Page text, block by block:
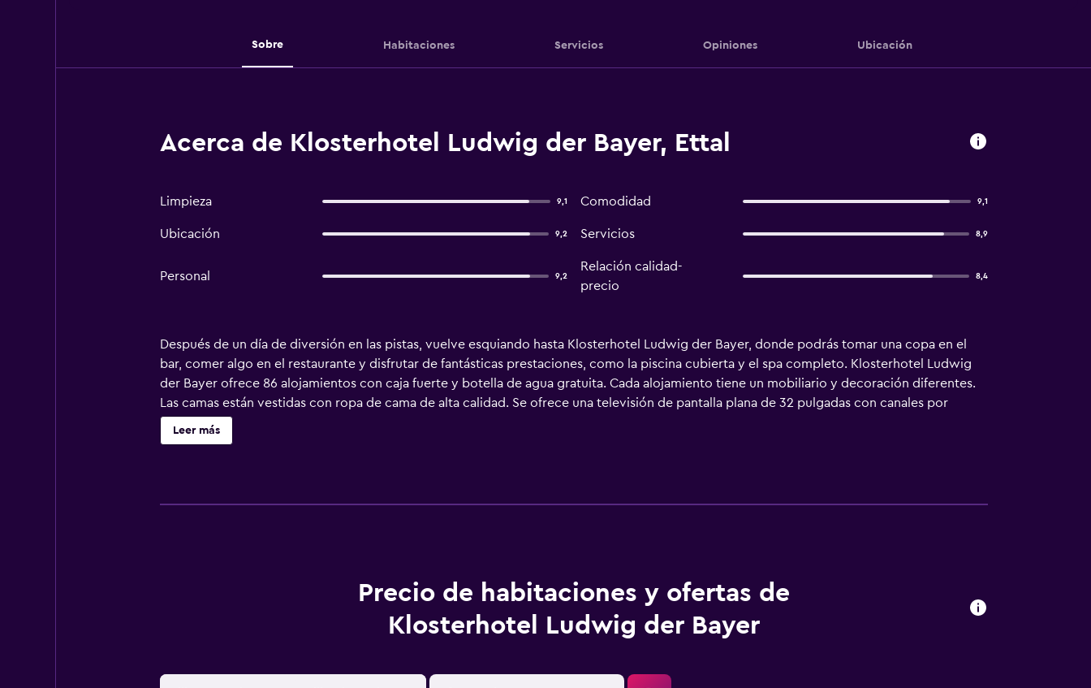
Sobre Habitaciones Servicios Opiniones Ubicación
Acerca de Klosterhotel Ludwig der Bayer, Ettal
Limpieza 9,1 Comodidad 9,1
Ubicación 9,2 Servicios 8,9
Personal 9,2
Relación calidad-
precio
8,4
Después de un día de diversión en las pistas, vuelve esquiando hasta Klosterhotel Ludwig der Bayer, donde podrás tomar una copa en el
bar, comer algo en el restaurante y disfrutar de fantásticas prestaciones, como la piscina cubierta y el spa completo. Klosterhotel Ludwig
der Bayer ofrece 86 alojamientos con caja fuerte y botella de agua gratuita. Cada alojamiento tiene un mobiliario y decoración diferentes.
Las camas están vestidas con ropa de cama de alta calidad. Se ofrece una televisión de pantalla plana de 32 pulgadas con canales por
satélite. Los baños están equipados con ducha, albornoces, artículos de higiene personal gratuitos y secador de pelo. Los huéspedes
pueden navegar por la web gracias a nuestro acceso a Internet wifi gratis. Los servicios para las personas de negocios incluyen escritorio y
Leer más
Precio de habitaciones y ofertas de
Klosterhotel Ludwig der Bayer